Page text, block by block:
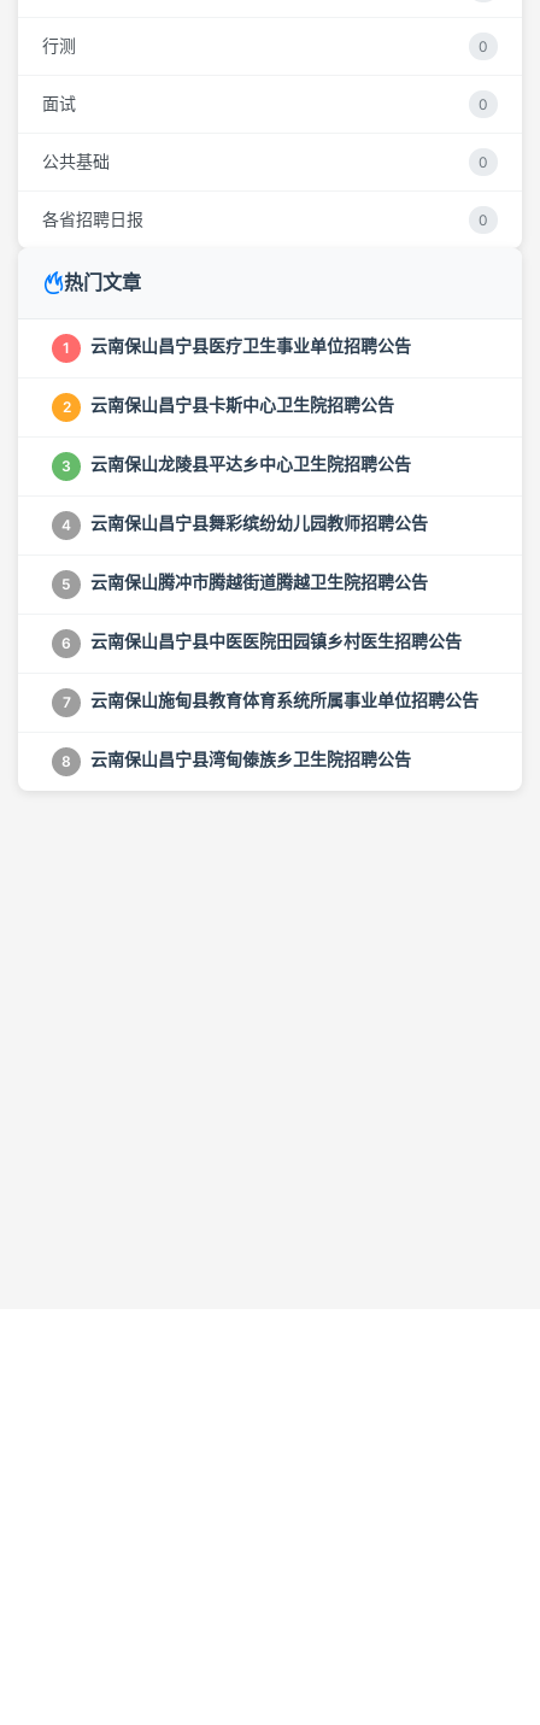
行测 0
面试 0
公共基础 0
各省招聘日报 0
热门文章
1 云南保山昌宁县医疗卫生事业单位招聘公告
2 云南保山昌宁县卡斯中心卫生院招聘公告
3 云南保山龙陵县平达乡中心卫生院招聘公告
4 云南保山昌宁县舞彩缤纷幼儿园教师招聘公告
5 云南保山腾冲市腾越街道腾越卫生院招聘公告
6 云南保山昌宁县中医医院田园镇乡村医生招聘公告
7 云南保山施甸县教育体育系统所属事业单位招聘公告
8 云南保山昌宁县湾甸傣族乡卫生院招聘公告